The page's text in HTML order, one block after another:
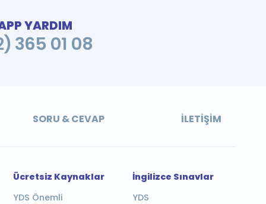
YARDIM
365 01 08
SORU & CEVAP İLETIŞIM
Ücretsiz Kaynaklar
YDS Önemli
İngilizce Sınavlar
YDS